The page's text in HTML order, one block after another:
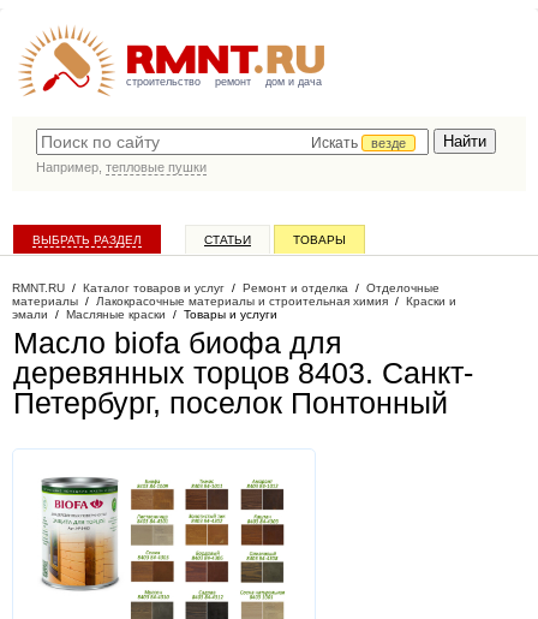
строительство ремонт дом и дача
Искать
везде
Например, тепловые пушки
ВЫБРАТЬ РАЗДЕЛ СТАТЬИ ТОВАРЫ
RMNT.RU / Каталог товаров и услуг / Ремонт и отделка / Отделочные
материалы / Лакокрасочные материалы и строительная химия / Краски и
эмали / Масляные краски / Товары и услуги
Масло biofa биофа для
деревянных торцов 8403. Санкт-
Петербург, поселок Понтонный